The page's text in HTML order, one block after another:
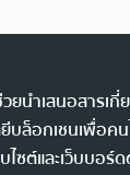
ยนำเสนอสารเกี่
บล็อกเชนเพื่อคน
ต์และเว็บบอร์ด